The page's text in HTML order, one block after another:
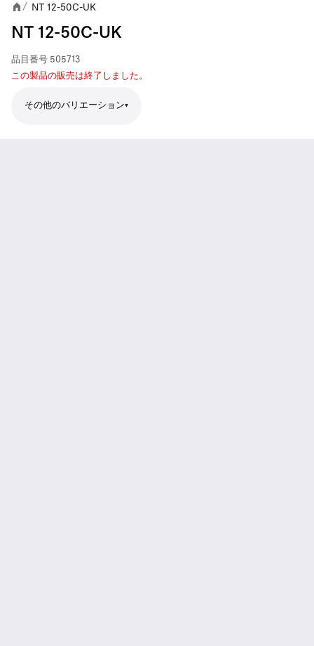
/ NT 12-50C-UK
NT 12-50C-UK
品目番号 505713
この製品の販売は終了しました。
その他のバリエーション